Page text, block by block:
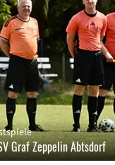
Graf Zeppelin Abtsdorf